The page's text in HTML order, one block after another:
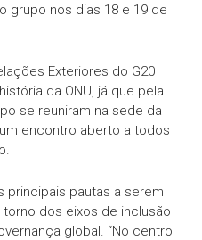
grupo nos dias 18 e 19 de
Exteriores do G20
da ONU, já que pela
se reuniram na sede da
encontro aberto a todos
principais pautas a serem
dos eixos de inclusão
global. “No centro